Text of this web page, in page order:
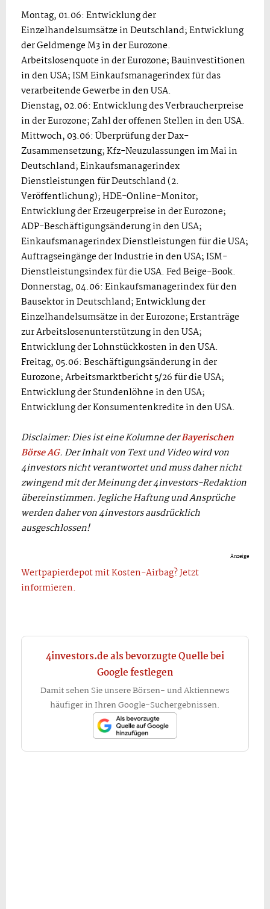
Montag, 01.06: Entwicklung der
Einzelhandelsumsätze in Deutschland; Entwicklung
der Geldmenge M3 in der Eurozone.
Arbeitslosenquote in der Eurozone; Bauinvestitionen
in den USA; ISM Einkaufsmanagerindex für das
verarbeitende Gewerbe in den USA.
Dienstag, 02.06: Entwicklung des Verbraucherpreise
in der Eurozone; Zahl der offenen Stellen in den USA.
Mittwoch, 03.06: Überprüfung der Dax-
Zusammensetzung; Kfz-Neuzulassungen im Mai in
Deutschland; Einkaufsmanagerindex
Dienstleistungen für Deutschland (2.
Veröffentlichung); HDE-Online-Monitor;
Entwicklung der Erzeugerpreise in der Eurozone;
ADP-Beschäftigungsänderung in den USA;
Einkaufsmanagerindex Dienstleistungen für die USA;
Auftragseingänge der Industrie in den USA; ISM-
Dienstleistungsindex für die USA. Fed Beige-Book.
Donnerstag, 04.06: Einkaufsmanagerindex für den
Bausektor in Deutschland; Entwicklung der
Einzelhandelsumsätze in der Eurozone; Erstanträge
zur Arbeitslosenunterstützung in den USA;
Entwicklung der Lohnstückkosten in den USA.
Freitag, 05.06: Beschäftigungsänderung in der
Eurozone; Arbeitsmarktbericht 5/26 für die USA;
Entwicklung der Stundenlöhne in den USA;
Entwicklung der Konsumentenkredite in den USA.
Disclaimer: Dies ist eine Kolumne derBayerischen
Börse AG. Der Inhalt von Text und Video wird von
4investors nicht verantwortet und muss daher nicht
zwingend mit der Meinung der 4investors-Redaktion
übereinstimmen. Jegliche Haftung und Ansprüche
werden daher von 4investors ausdrücklich
ausgeschlossen!
Anzeige
Wertpapierdepot mit Kosten-Airbag? Jetzt
informieren.
4investors.de als bevorzugte Quelle bei
Google festlegen
Damit sehen Sie unsere Börsen- und Aktiennews
häufiger in Ihren Google-Suchergebnissen.